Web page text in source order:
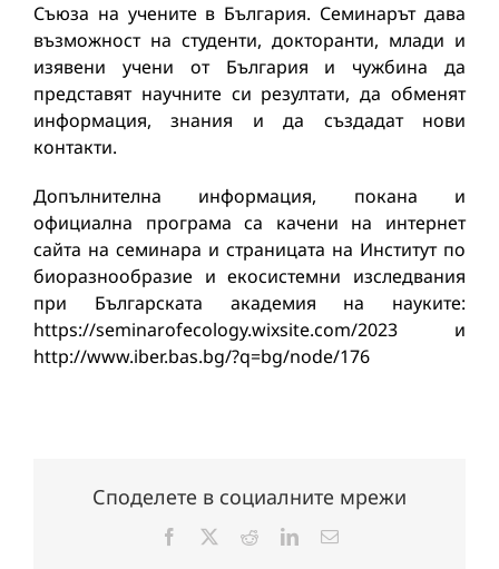
Съюза на учените в България. Семинарът дава
възможност на студенти, докторанти, млади и
изявени учени от България и чужбина да
представят научните си резултати, да обменят
информация, знания и да създадат нови
контакти.
Допълнителна информация, покана и
официална програма са качени на интернет
сайта на семинара и страницата на Институт по
биоразнообразие и екосистемни изследвания
при Българската академия на науките:
https://seminarofecology.wixsite.com/2023 и
http://www.iber.bas.bg/?q=bg/node/176
Споделете в социалните мрежи
Facebook RedditLinkedInЕлектронна